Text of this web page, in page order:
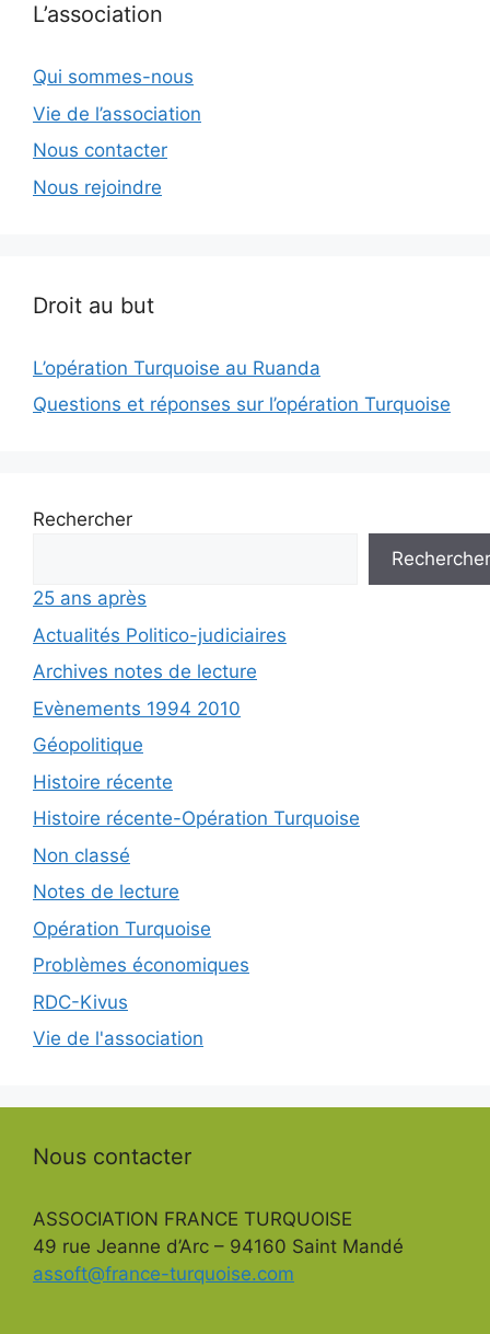
L’association
Qui sommes-nous
Vie de l’association
Nous contacter
Nous rejoindre
Droit au but
L’opération Turquoise au Ruanda
Questions et réponses sur l’opération Turquoise
Rechercher
Rechercher
25 ans après
Actualités Politico-judiciaires
Archives notes de lecture
Evènements 1994 2010
Géopolitique
Histoire récente
Histoire récente-Opération Turquoise
Non classé
Notes de lecture
Opération Turquoise
Problèmes économiques
RDC-Kivus
Vie de l'association
Nous contacter
ASSOCIATION FRANCE TURQUOISE
49 rue Jeanne d’Arc – 94160 Saint Mandé
assoft@france-turquoise.com